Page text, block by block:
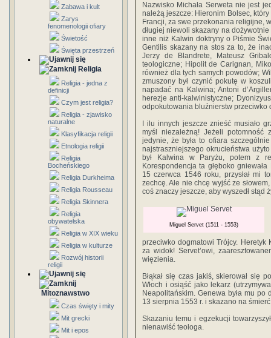
Zabawa i kult
Zarys
fenomenologii ofiary
Świetość
Święta przestrzeń
Religia
Religia - jedna z
definicji
Czym jest religia?
Religia - zjawisko
naturalne
Klasyfikacja religii
Etnologia religii
Religia
Bocheńskiego
Religia Durkheima
Religia Rousseau
Religia Skinnera
Religia
obywatelska
Religia w XIX wieku
Religia w kulturze
Rozwój historii
religii
Mitoznawstwo
Czas święty i mity
Mit grecki
Mit i epos
Nazwisko Michała Serweta nie jest
należą jeszcze: Hieronim Bolsec,
Francji, za swe przekonania religijne,
długiej niewoli skazany na dożywotnie
inne niż Kalwin doktryny o Piśmie
Gentilis skazany na stos za to, że
Jerzy de Blandrete, Mateusz
teologiczne; Hipolit de Carignan,
również dla tych samych powodów;
zmuszony był czynić pokutę w
napadać na Kalwina; Antoni
herezje anti-kalwinistyczne;
odpokutowania bluźnierstw przeciwko
I ilu innych jeszcze znieść musiało
myśl niezależną! Jeżeli potomność
jedynie, że była to ofiara
najstraszniejszego okrucieństwa
był Kalwina w Paryżu, potem z
Korespondencja ta głęboko
15 czerwca 1546 roku, przysłał mi
zechcę. Ale nie chcę wyjść ze
coś znaczy jeszcze, aby wyszedł stąd
Miguel Servet (1511 - 1553)
przeciwko dogmatowi Trójcy. Heretyk
za widok! Servet’owi,
więzienia.
Błąkał się czas jakiś, skierował się
Włoch i osiąść jako lekarz
Neapolitańskim. Genewa była mu
13 sierpnia 1553 r. i skazano na
Skazaniu temu i egzekucji
nienawiść teologa.